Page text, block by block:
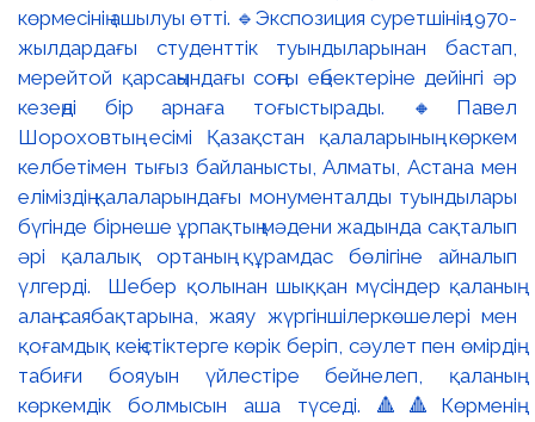
көрмесінің ашылуы өтті. 🔹Экспозиция суретшінің 1970-
жылдардағы студенттік туындыларынан бастап,
мерейтой қарсаңындағы соңғы еңбектеріне дейінгі әр
кезеңді бір арнаға тоғыстырады. 🔸Павел
Шороховтың есімі Қазақстан қалаларының көркем
келбетімен тығыз байланысты, Алматы, Астана мен
еліміздің қалаларындағы монументалды туындылары
бүгінде бірнеше ұрпақтың мәдени жадында сақталып
әрі қалалық ортаның құрамдас бөлігіне айналып
үлгерді. Шебер қолынан шыққан мүсіндер қаланың
алаң-саябақтарына, жаяу жүргіншілеркөшелері мен
қоғамдық кеңістіктерге көрік беріп, сәулет пен өмірдің
табиғи бояуын үйлестіре бейнелеп, қаланың
көркемдік болмысын аша түседі. 🔺🔺Көрменің